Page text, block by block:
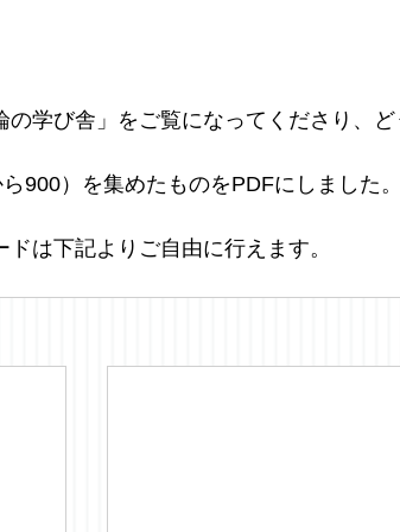
の学び舎」をご覧になってくださり、ど
900）を集めたものをPDFにしました。
ドは下記よりご自由に行えます。